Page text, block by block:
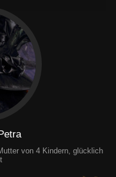
von 4 Kindern, glücklich